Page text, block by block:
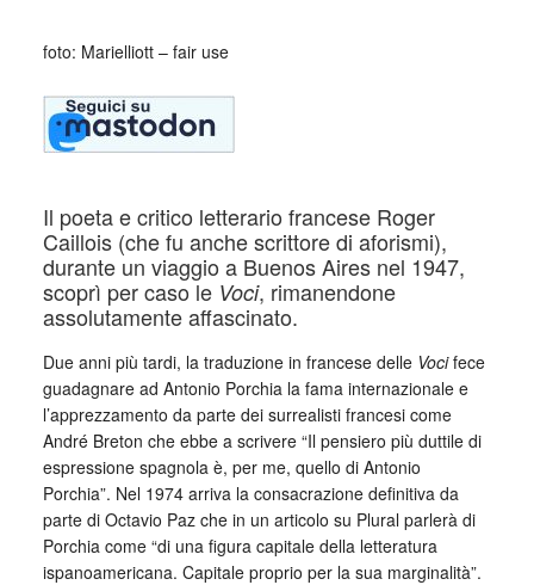
foto: Marielliott – fair use
Il poeta e critico letterario francese Roger
Caillois (che fu anche scrittore di aforismi),
durante un viaggio a Buenos Aires nel 1947,
scoprì per caso le Voci, rimanendone
assolutamente affascinato.
Due anni più tardi, la traduzione in francese delle Vocifece
guadagnare ad Antonio Porchia la fama internazionale e
l’apprezzamento da parte dei surrealisti francesi come
André Breton che ebbe a scrivere “Il pensiero più duttile di
espressione spagnola è, per me, quello di Antonio
Porchia”. Nel 1974 arriva la consacrazione definitiva da
parte di Octavio Paz che in un articolo su Plural parlerà di
Porchia come “di una figura capitale della letteratura
ispanoamericana. Capitale proprio per la sua marginalità”.